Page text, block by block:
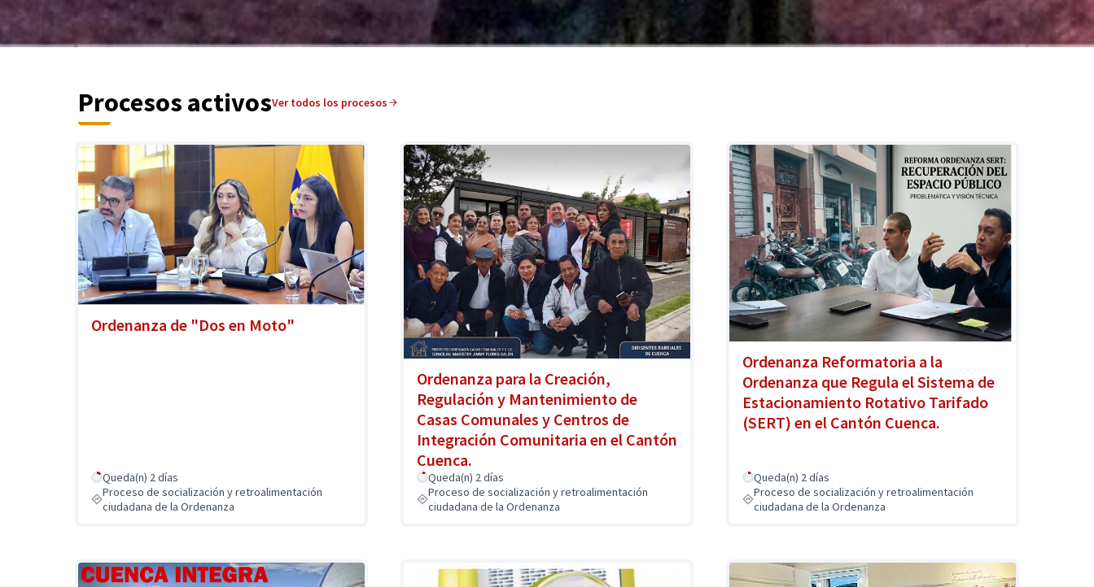
Procesos activosVer todos los procesos
Ordenanza de "Dos en Moto"
Queda(n) 2 días
Proceso de socialización y retroalimentación
ciudadana de la Ordenanza
Ordenanza para la Creación,
Regulación y Mantenimiento de
Casas Comunales y Centros de
Integración Comunitaria en el Cantón
Cuenca.
Queda(n) 2 días
Proceso de socialización y retroalimentación
ciudadana de la Ordenanza
Ordenanza Reformatoria a la
Ordenanza que Regula el Sistema de
Estacionamiento Rotativo Tarifado
(SERT) en el Cantón Cuenca.
Queda(n) 2 días
Proceso de socialización y retroalimentación
ciudadana de la Ordenanza